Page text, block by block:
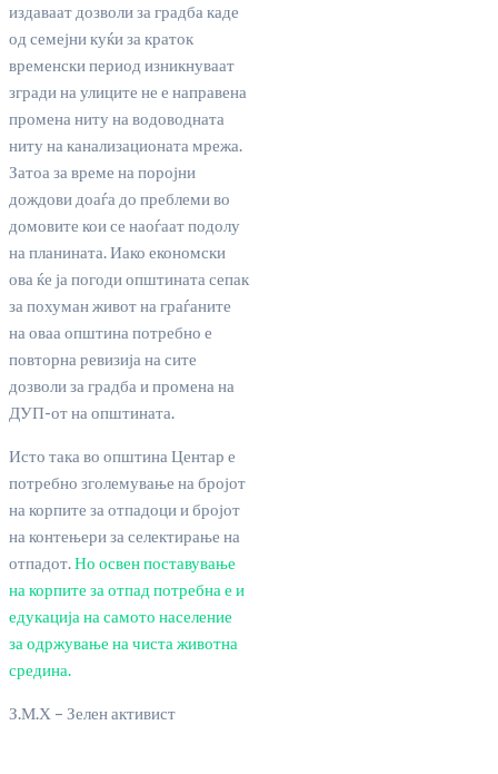
издаваат дозволи за градба каде
од семејни куќи за краток
временски период изникнуваат
згради на улиците не е направена
промена ниту на водоводната
ниту на канализационата мрежа.
Затоа за време на поројни
дождови доаѓа до преблеми во
домовите кои се наоѓаат подолу
на планината. Иако економски
ова ќе ја погоди општината сепак
за похуман живот на граѓаните
на оваа општина потребно е
повторна ревизија на сите
дозволи за градба и промена на
ДУП-от на општината.
Исто така во општина Центар е
потребно зголемување на бројот
на корпите за отпадоци и бројот
на контењери за селектирање на
отпадот.Но освен поставување
на корпите за отпад потребна е и
едукација на самото население
за одржување на чиста животна
средина.
З.М.Х – Зелен активист